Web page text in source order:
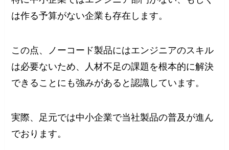
は作る予算がない企業も存在します。
この点、ノーコード製品にはエンジニアのスキル
は必要ないため、人材不足の課題を根本的に解決
できることにも強みがあると認識しています。
実際、足元では中小企業で当社製品の普及が進ん
でおります。